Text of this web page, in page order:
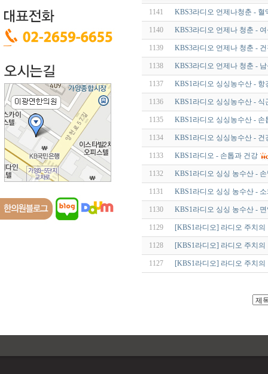
1141 KBS3라디오 언제나청춘 -
1140 KBS3라디오 언제나 청춘 -
1139 KBS3라디오 언제나 청춘 -
1138 KBS3라디오 언제나 청춘 -
1137 KBS1라디오 싱싱농수산 - 항
1136 KBS1라디오 싱싱농수산 - 식
1135 KBS1라디오 싱싱농수산 - 손
1134 KBS1라디오 싱싱농수산 - 건
1133 KBS1라디오 - 손톱과 건강
1132 KBS1라디오 싱싱 농수산 -
1131 KBS1라디오 싱싱 농수산 -
1130 KBS1라디오 싱싱 농수산 -
1129 [KBS1라디오] 라디오 주치
1128 [KBS1라디오] 라디오 주치
1127 [KBS1라디오] 라디오 주치